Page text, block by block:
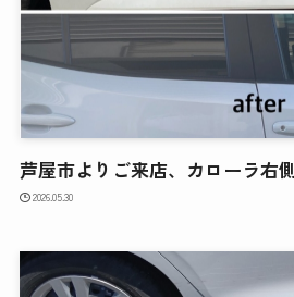
芦屋市よりご来店、カローラ右
2026.05.30